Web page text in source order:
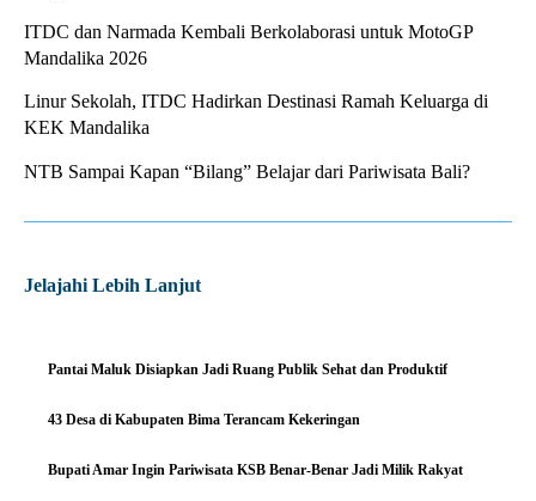
ITDC dan Narmada Kembali Berkolaborasi untuk MotoGP
Mandalika 2026
Linur Sekolah, ITDC Hadirkan Destinasi Ramah Keluarga di
KEK Mandalika
NTB Sampai Kapan “Bilang” Belajar dari Pariwisata Bali?
Jelajahi Lebih Lanjut
Pantai Maluk Disiapkan Jadi Ruang Publik Sehat dan Produktif
43 Desa di Kabupaten Bima Terancam Kekeringan
Bupati Amar Ingin Pariwisata KSB Benar-Benar Jadi Milik Rakyat